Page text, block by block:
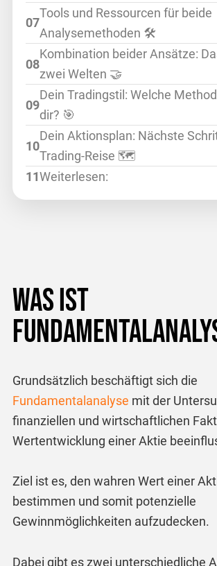
Tools und Ressourcen für beide
Analysemethoden 🛠️
Kombination beider Ansätze:
zwei Welten 🤝
Dein Tradingstil: Welche
dir? 🎯
Dein Aktionsplan: Nächste
Trading-Reise 🗺️
Weiterlesen:
Was ist
Grundsätzlich beschäftigt sich die
Fundamentalanalyse mit der
finanziellen und wirtschaftlichen
Wertentwicklung einer Aktie
Ziel ist es, den wahren Wert einer
bestimmen und somit potenzielle
Gewinnmöglichkeiten aufzudecken.
Dabei gibt es zwei unterschiedliche